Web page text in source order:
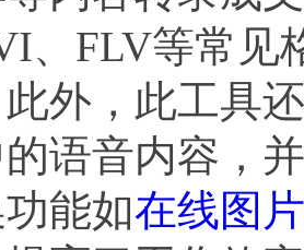
、FLV等常见
外，此工具
语音内容，
能如在线图